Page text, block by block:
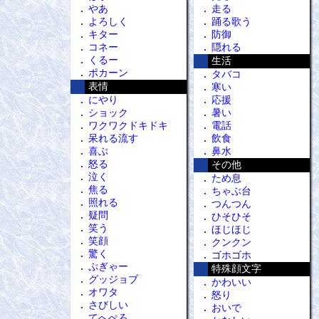
やあ
よろしく
キター
コネー
くるー
ポカーン
表情
にやり
ショック
ワクワクドキドキ
呆れる流す
喜ぶ
怒る
泣く
焦る
照れる
疑問
笑う
笑顔
驚く
ぷぎゃー
グッジョブ
オワタ
さびしい
走る
踊る歌う
防御
隠れる
生活
タバコ
寒い
応援
暑い
電話
飲食
鼻水
その他
ため息
ちゃぶ台
つんつん
ひそひそ
ほじほじ
クンクン
ゴホゴホ
特殊顔文字
かわいい
怒り
おいで